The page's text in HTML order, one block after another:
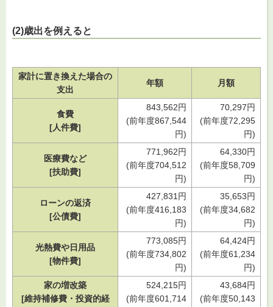
(2)歳出を例えると
家計に置き換えた場合の
支出
年額 月額
食費
[人件費]
843,562円
(前年度867,544
円)
70,297円
(前年度72,295
円)
医療費など
[扶助費]
771,962円
(前年度704,512
円)
64,330円
(前年度58,709
円)
ローンの返済
[公債費]
427,831円
(前年度416,183
円)
35,653円
(前年度34,682
円)
光熱費や日用品
[物件費]
773,085円
(前年度734,802
円)
64,424円
(前年度61,234
円)
家の増改築
[維持補修費・投資的経
524,215円
(前年度601,714
43,684円
(前年度50,143